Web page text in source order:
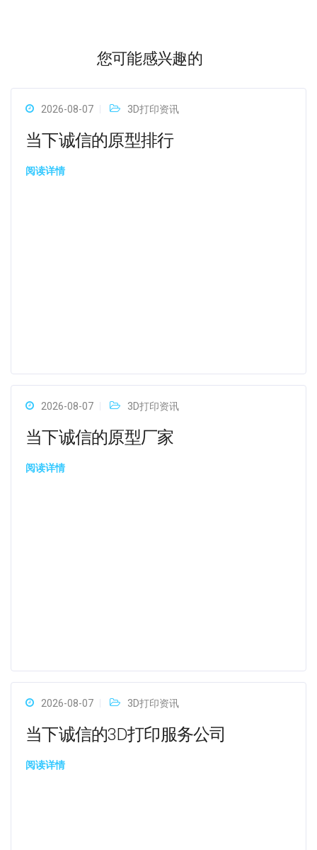
您可能感兴趣的
2026-08-07 3D打印资讯
当下诚信的原型排行
阅读详情
2026-08-07 3D打印资讯
当下诚信的原型厂家
阅读详情
2026-08-07 3D打印资讯
当下诚信的3D打印服务公司
阅读详情